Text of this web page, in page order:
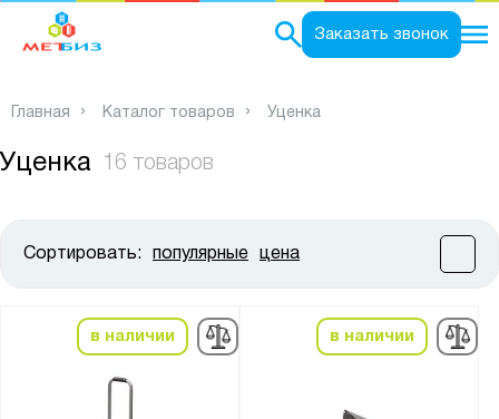
Заказать звонок
Главная Каталог товаров Уценка
Уценка 16 товаров
Сортировать: популярные цена
в наличии в наличии